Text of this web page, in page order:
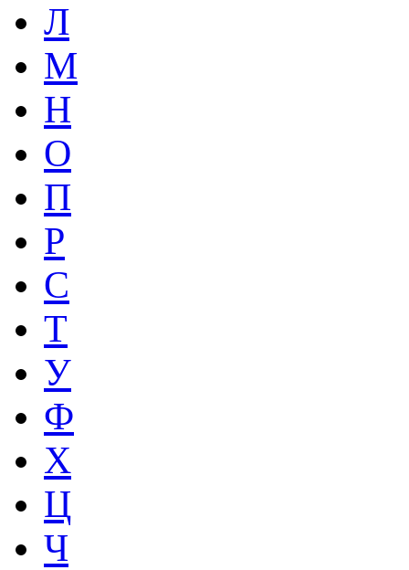
Л
М
Н
О
П
Р
С
Т
У
Ф
Х
Ц
Ч